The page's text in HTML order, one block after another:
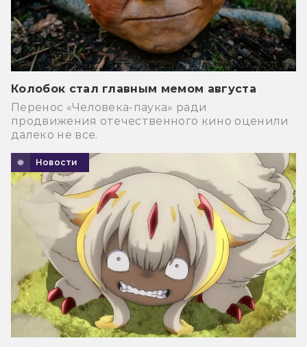
Колобок стал главным мемом августа
Перенос «Человека-паука» ради
продвижения отечественного кино оценили
далеко не все.
Новости